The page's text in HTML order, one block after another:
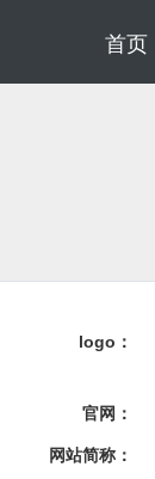
首页
logo：
官网：
网站简称：